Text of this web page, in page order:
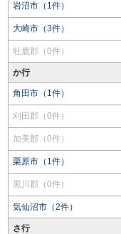
岩沼市（1件）
大崎市（3件）
牡鹿郡（0件）
か行
角田市（1件）
刈田郡（0件）
加美郡（0件）
栗原市（1件）
黒川郡（0件）
気仙沼市（2件）
さ行